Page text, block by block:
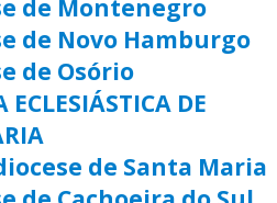
de Montenegro
de Novo Hamburgo
de Osório
ECLESIÁSTICA DE
de Santa Maria